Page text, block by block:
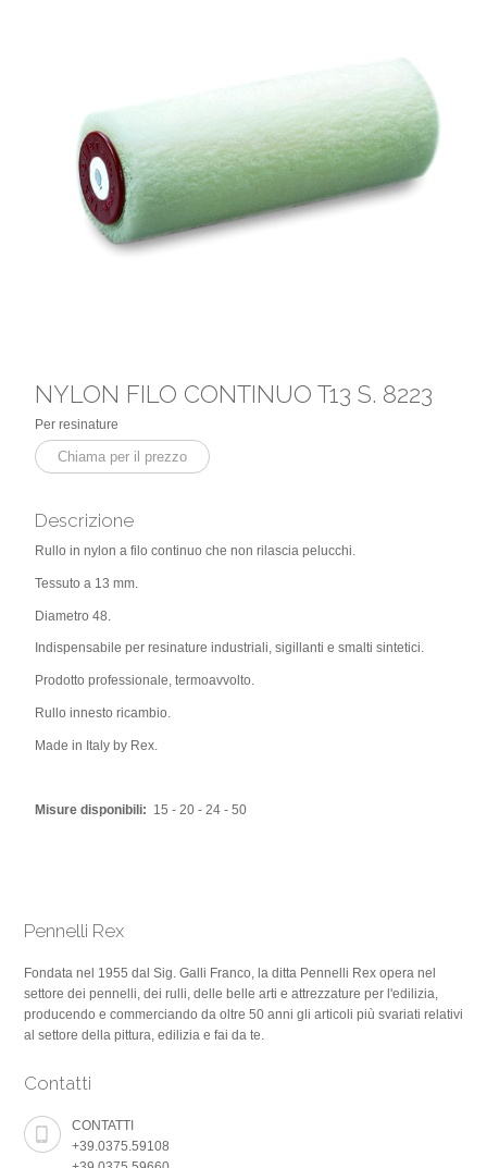
NYLON FILO CONTINUO T13 S. 8223
Per resinature
Chiama per il prezzo
Descrizione
Rullo in nylon a filo continuo che non rilascia pelucchi.
Tessuto a 13 mm.
Diametro 48.
Indispensabile per resinature industriali, sigillanti e smalti sintetici.
Prodotto professionale, termoavvolto.
Rullo innesto ricambio.
Made in Italy by Rex.
Misure disponibili: 15 - 20 - 24 - 50
Pennelli Rex
Fondata nel 1955 dal Sig. Galli Franco, la ditta Pennelli Rex opera nel
settore dei pennelli, dei rulli, delle belle arti e attrezzature per l'edilizia,
producendo e commerciando da oltre 50 anni gli articoli più svariati relativi
al settore della pittura, edilizia e fai da te.
Contatti
CONTATTI
+39.0375.59108